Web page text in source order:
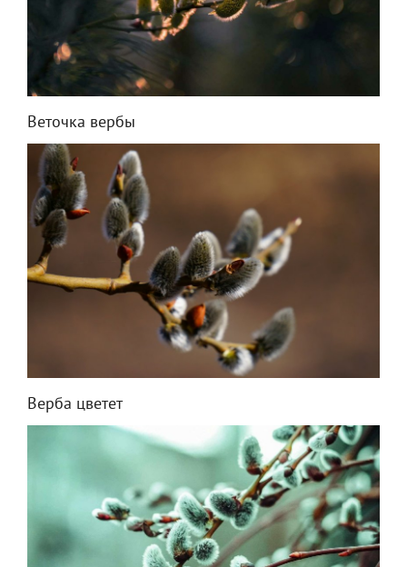
Веточка вербы
Верба цветет